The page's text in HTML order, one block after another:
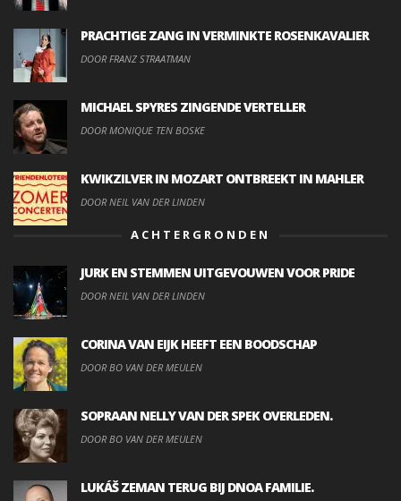
PRACHTIGE ZANG IN VERMINKTE ROSENKAVALIER
DOOR FRANZ STRAATMAN
MICHAEL SPYRES ZINGENDE VERTELLER
DOOR MONIQUE TEN BOSKE
KWIKZILVER IN MOZART ONTBREEKT IN MAHLER
DOOR NEIL VAN DER LINDEN
ACHTERGRONDEN
JURK EN STEMMEN UITGEVOUWEN VOOR PRIDE
DOOR NEIL VAN DER LINDEN
CORINA VAN EIJK HEEFT EEN BOODSCHAP
DOOR BO VAN DER MEULEN
SOPRAAN NELLY VAN DER SPEK OVERLEDEN.
DOOR BO VAN DER MEULEN
LUKÁŠ ZEMAN TERUG BIJ DNOA FAMILIE.